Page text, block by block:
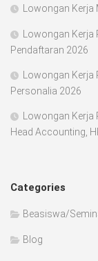
Lowongan Kerja
Lowongan Kerja
Pendaftaran 2026
Lowongan Kerja
Personalia 2026
Lowongan Kerja
Head Accounting,
Categories
Beasiswa/
Blog